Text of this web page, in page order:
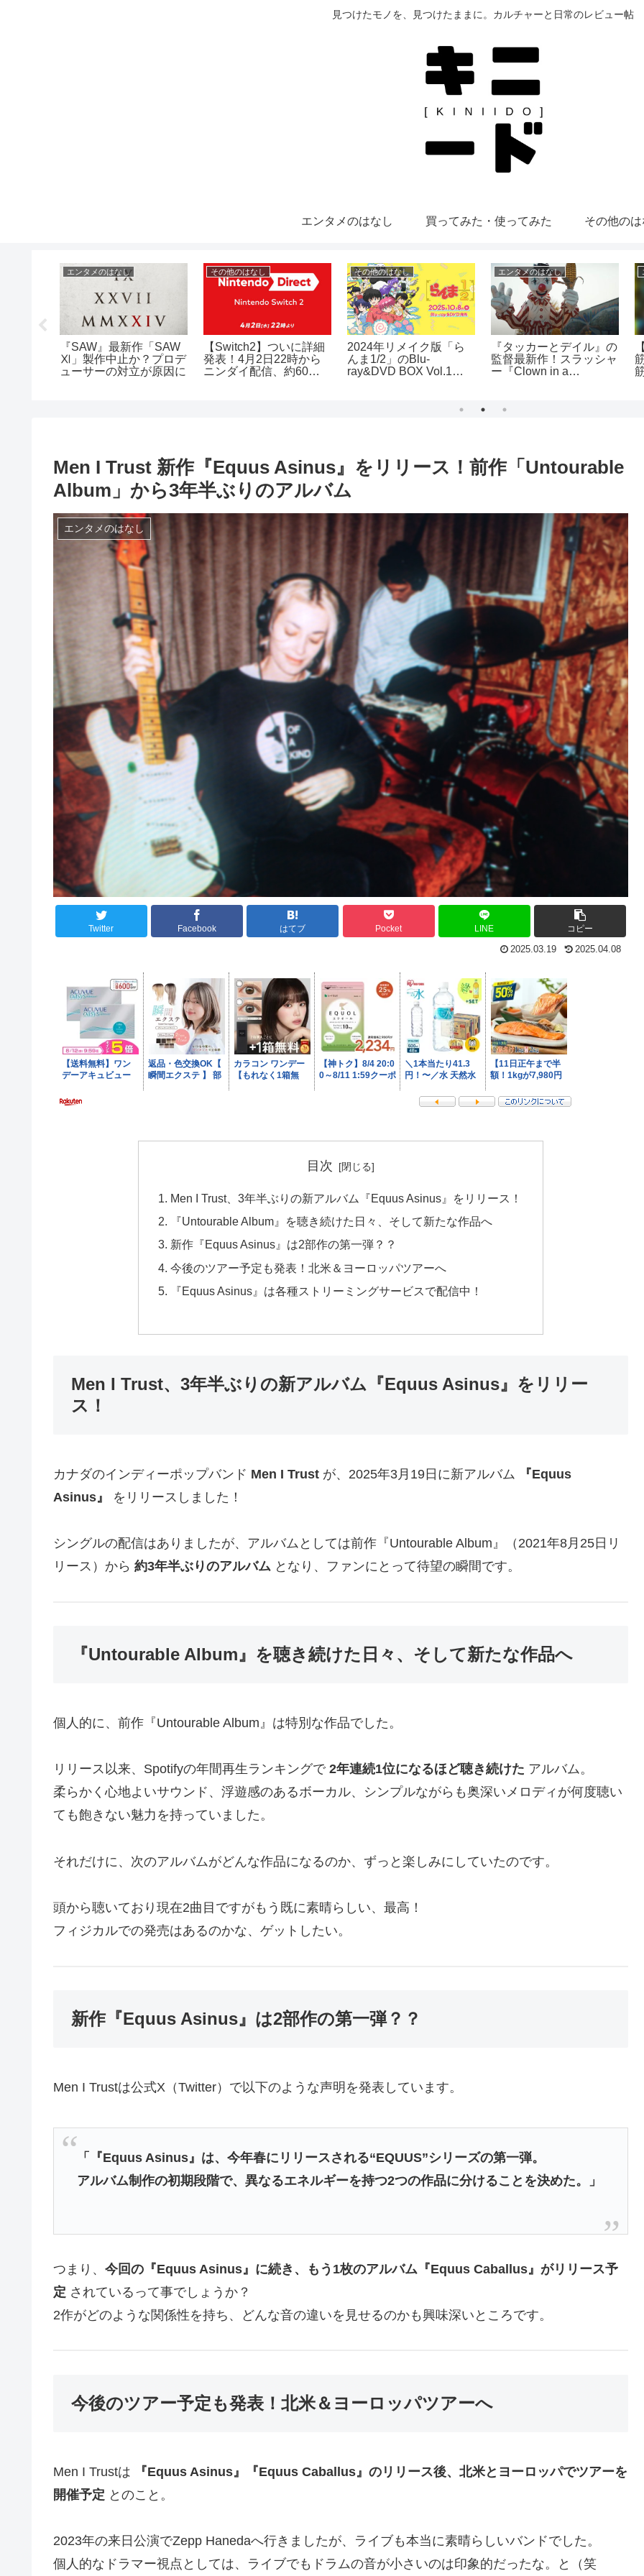
見つけたモノを、見つけたままに。カルチャーと日常のレビュー帖
エンタメのはなし 買ってみた・使ってみた その他の
エンタメのはなし
『SAW』最新作「SAW
Ⅺ」製作中止か？プロデ
ューサーの対立が原因に
その他のはなし
【Switch2】ついに詳細
発表！4月2日22時から
ニンダイ配信、約60分
その他のはなし
2024年リメイク版「ら
んま1/2」のBlu-
ray&DVD BOX Vol.1が
エンタメのはなし
『タッカーとデイル』の
監督最新作！スラッシャ
ー『Clown in a
Men I Trust 新作『Equus Asinus』をリリース！前作「Untourable
Album」から3年半ぶりのアルバム
エンタメのはなし
Twitter Facebook はてブ Pocket LINE コピー
2025.03.19 2025.04.08
目次
Men I Trust、3年半ぶりの新アルバム『Equus Asinus』をリリース！
『Untourable Album』を聴き続けた日々、そして新たな作品へ
新作『Equus Asinus』は2部作の第一弾？？
今後のツアー予定も発表！北米＆ヨーロッパツアーへ
『Equus Asinus』は各種ストリーミングサービスで配信中！
Men I Trust、3年半ぶりの新アルバム『Equus Asinus』をリリー
ス！
カナダのインディーポップバンド Men I Trust が、2025年3月19日に新アルバム
『Equus
Asinus』
をリリースしました！
シングルの配信はありましたが、アルバムとしては前作『Untourable Album』（2021年8月25日リ
リース）から 約3年半ぶりのアルバム となり、ファンにとって待望の瞬間です。
『Untourable Album』を聴き続けた日々、そして新たな作品へ
個人的に、前作『Untourable Album』は特別な作品でした。
リリース以来、Spotifyの年間再生ランキングで 2年連続1位になるほど聴き続けた アルバム。
柔らかく心地よいサウンド、浮遊感のあるボーカル、シンプルながらも奥深いメロディが何度聴い
ても飽きない魅力を持っていました。
それだけに、次のアルバムがどんな作品になるのか、ずっと楽しみにしていたのです。
頭から聴いており現在2曲目ですがもう既に素晴らしい、最高！
フィジカルでの発売はあるのかな、ゲットしたい。
新作『Equus Asinus』は2部作の第一弾？？
Men I Trustは公式X（Twitter）で以下のような声明を発表しています。
「『Equus Asinus』は、今年春にリリースされる“EQUUS”シリーズの第一弾。
アルバム制作の初期段階で、異なるエネルギーを持つ2つの作品に分けることを決めた。」
つまり、 今回の『Equus Asinus』に続き、もう1枚のアルバム『Equus Caballus』がリリース予
定 されているって事でしょうか？
2作がどのような関係性を持ち、どんな音の違いを見せるのかも興味深いところです。
今後のツアー予定も発表！北米＆ヨーロッパツアーへ
Men I Trustは
『Equus Asinus』『Equus Caballus』のリリース後、北米とヨーロッパでツアーを
開催予定 とのこと。
2023年の来日公演でZepp Hanedaへ行きましたが、ライブも本当に素晴らしいバンドでした。
個人的なドラマー視点としては、ライブでもドラムの音が小さいのは印象的だったな。と（笑